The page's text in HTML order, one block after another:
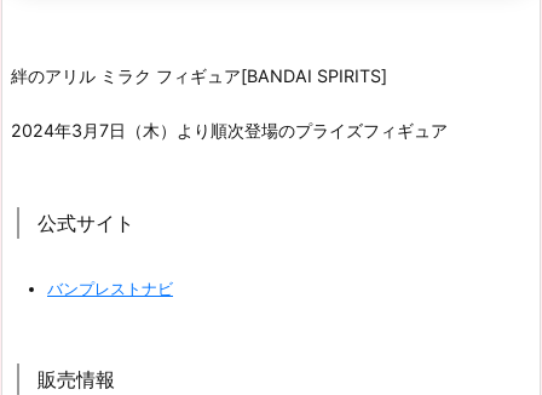
絆のアリル ミラク フィギュア[BANDAI SPIRITS]
2024年3月7日（木）より順次登場のプライズフィギュア
公式サイト
バンプレストナビ
販売情報